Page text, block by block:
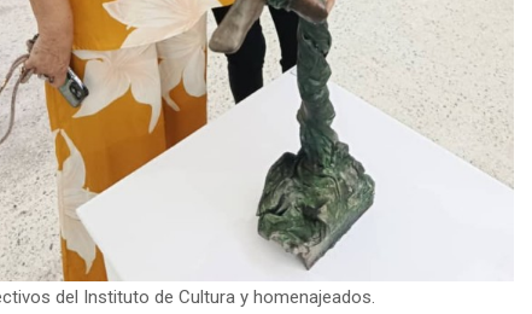
del Instituto de Cultura y homenajeados.